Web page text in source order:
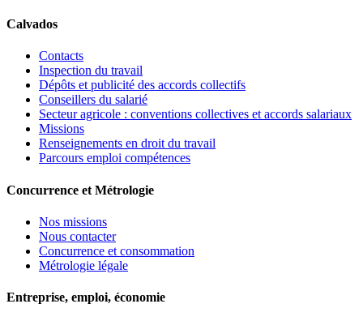
Calvados
Contacts
Inspection du travail
Dépôts et publicité des accords collectifs
Conseillers du salarié
Secteur agricole : conventions collectives et accords salariaux
Missions
Renseignements en droit du travail
Parcours emploi compétences
Concurrence et Métrologie
Nos missions
Nous contacter
Concurrence et consommation
Métrologie légale
Entreprise, emploi, économie